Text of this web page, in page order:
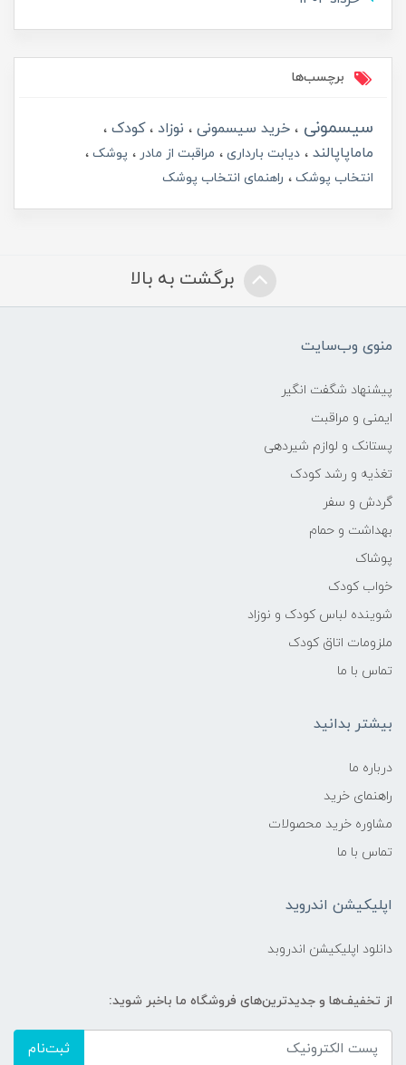
برچسب‌ها
سیسمونی خرید سیسمونی نوزاد
کودک
ماماپاپالند
دیابت بارداری مراقبت از مادر
پوشک
انتخاب پوشک
راهنمای انتخاب پوشک
برگشت به بالا
منوی وب‌سایت
پیشنهاد شگفت انگیر
ایمنی و مراقبت
پستانک و لوازم شیردهی
تغذیه و رشد کودک
گردش و سفر
بهداشت و حمام
پوشاک
خواب کودک
شوینده لباس کودک و نوزاد
ملزومات اتاق کودک
تماس با ما
بیشتر بدانید
درباره ما
راهنمای خرید
مشاوره خرید محصولات
تماس با ما
اپلیکیشن اندروید
دانلود اپلیکیشن اندروبد
از تخفیف‌ها و جدیدترین‌های فروشگاه ما باخبر شوید:
ثبت‌نام